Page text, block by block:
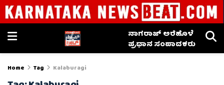
ನಾಗರಾಜ್ ಅರೆಹೊಳೆ
ಪ್ರಧಾನ ಸಂಪಾದಕರು
Home Tag Kalaburagi